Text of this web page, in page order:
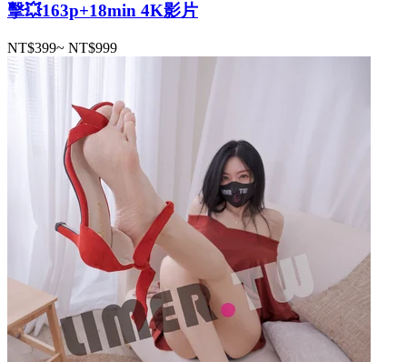
擊💥163p+18min 4K影片
NT$399~ NT$999